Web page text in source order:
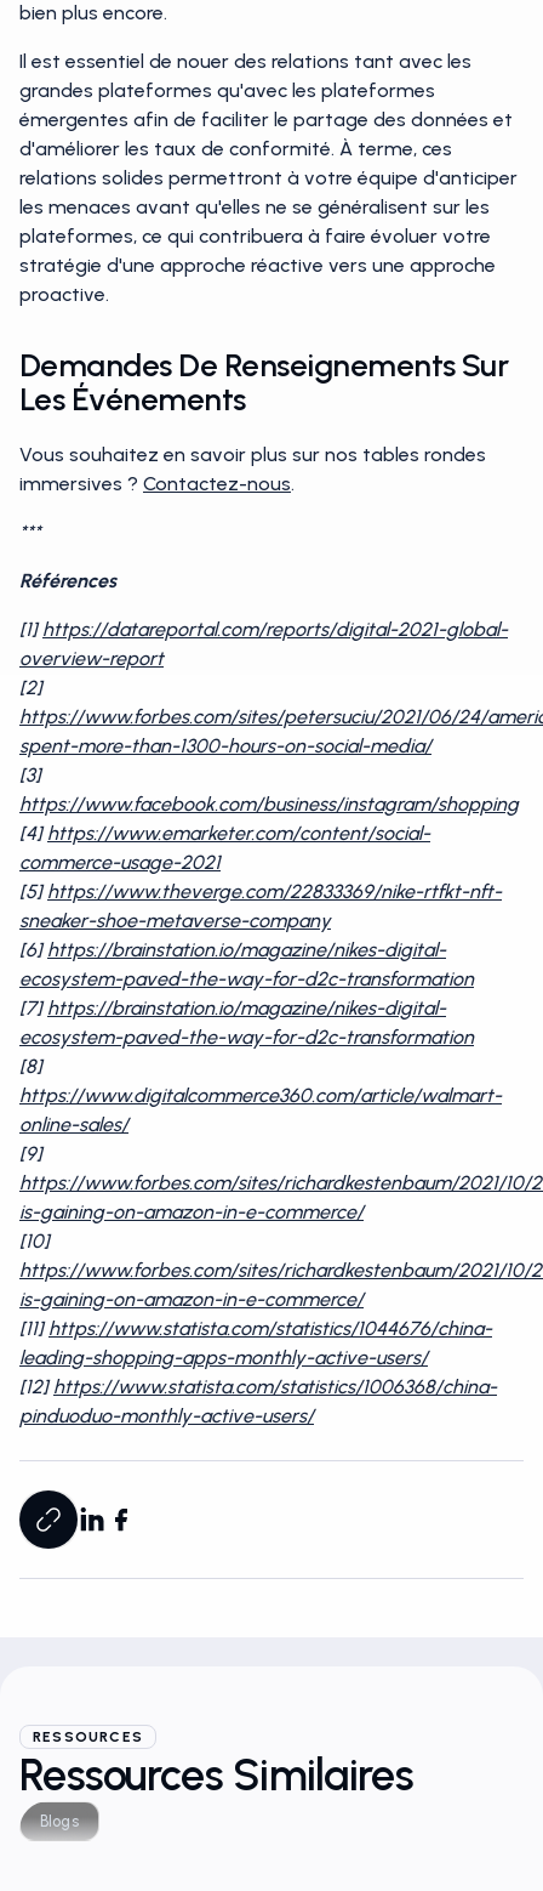
bien plus encore.
Il est essentiel de nouer des relations tant avec les
grandes plateformes qu'avec les plateformes
émergentes afin de faciliter le partage des données et
d'améliorer les taux de conformité. À terme, ces
relations solides permettront à votre équipe d'anticiper
les menaces avant qu'elles ne se généralisent sur les
plateformes, ce qui contribuera à faire évoluer votre
stratégie d'une approche réactive vers une approche
proactive.
Demandes De Renseignements Sur
Les Événements
Vous souhaitez en savoir plus sur nos tables rondes
immersives ? Contactez-nous.
***
Références
[1]https://datareportal.com/reports/digital-2021-global-
overview-report
[2]
https://www.forbes.com/sites/petersuciu/2021/06/24/
spent-more-than-1300-hours-on-social-media/
[3]
https://www.facebook.com/business/instagram/shopping
[4]https://www.emarketer.com/content/social-
commerce-usage-2021
[5]https://www.theverge.com/22833369/nike-rtfkt-nft-
sneaker-shoe-metaverse-company
[6]https://brainstation.io/magazine/nikes-digital-
ecosystem-paved-the-way-for-d2c-transformation
[7]https://brainstation.io/magazine/nikes-digital-
ecosystem-paved-the-way-for-d2c-transformation
[8]
https://www.digitalcommerce360.com/article/walmart-
online-sales/
[9]
https://www.forbes.com/sites/richardkestenbaum/2021/
is-gaining-on-amazon-in-e-commerce/
[10]
https://www.forbes.com/sites/richardkestenbaum/2021/
is-gaining-on-amazon-in-e-commerce/
[11]https://www.statista.com/statistics/1044676/china-
leading-shopping-apps-monthly-active-users/
[12]https://www.statista.com/statistics/1006368/china-
pinduoduo-monthly-active-users/
RESSOURCES
Ressources Similaires
Blogs